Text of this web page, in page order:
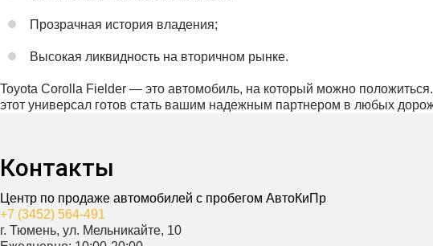
Прозрачная история владения;
Высокая ликвидность на вторичном рынке.
Toyota Corolla Fielder — это автомобиль, на который можно
этот универсал готов стать вашим надежным партнером в любых
Контакты
Центр по продаже автомобилей с пробегом АвтоКиПр
+7 (3452) 564-491
г. Тюмень, ул. Мельникайте, 10